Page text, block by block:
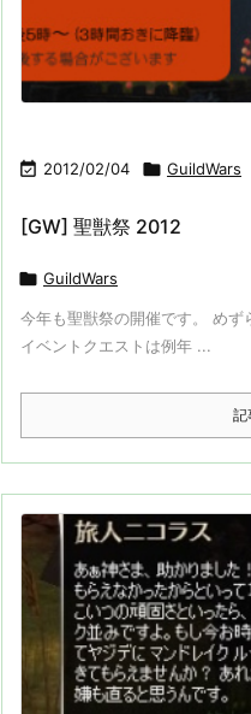
 2012/02/04  GuildWars
[GW] 聖獣祭 2012
 GuildWars
今年も聖獣祭の開催です。 め
イベントクエストは例年 ...
記